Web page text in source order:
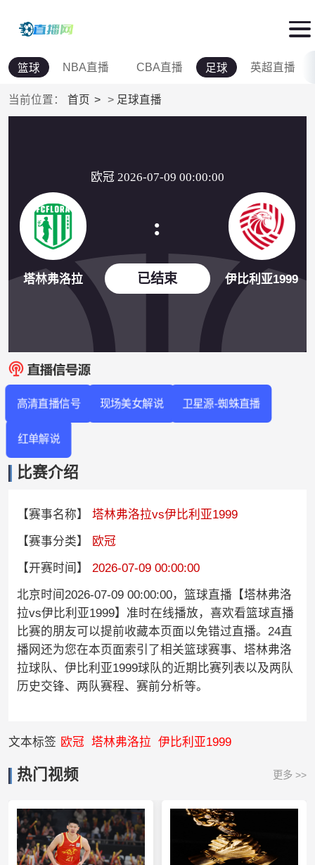
篮球 NBA直播 CBA直播 足球 英超直播
当前位置： 首页 > 足球直播
欧冠 2026-07-09 00:00:00
塔林弗洛拉
:
已结束 伊比利亚1999
高清直播信号 现场美女解说 卫星源-蜘蛛直播
红单解说
比赛介绍
【赛事名称】
塔林弗洛拉vs伊比利亚1999
【赛事分类】
欧冠
【开赛时间】
2026-07-09 00:00:00
北京时间2026-07-09 00:00:00，篮球直播【塔林弗洛
拉vs伊比利亚1999】准时在线播放，喜欢看篮球直播
比赛的朋友可以提前收藏本页面以免错过直播。24直
播网还为您在本页面索引了相关篮球赛事、塔林弗洛
拉球队、伊比利亚1999球队的近期比赛列表以及两队
历史交锋、两队赛程、赛前分析等。
文本标签 欧冠 塔林弗洛拉 伊比利亚1999
热门视频 更多 >>